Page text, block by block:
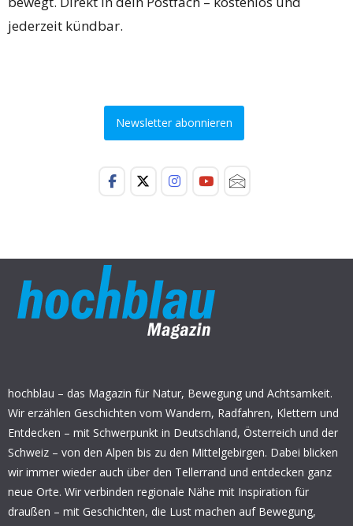
jederzeit kündbar.
Newsletter abonnieren
hochblau – das Magazin für Natur, Bewegung und Achtsamkeit.
Wir erzählen Geschichten vom Wandern, Radfahren, Klettern und
Entdecken – mit Schwerpunkt in Deutschland, Österreich und der
Schweiz – von den Alpen bis zu den Mittelgebirgen. Dabei blicken
wir immer wieder auch über den Tellerrand und entdecken ganz
neue Orte. Wir verbinden regionale Nähe mit Inspiration für
draußen – mit Geschichten, die Lust machen auf Bewegung,